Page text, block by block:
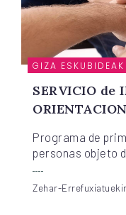
GIZA ESKUBIDEAK
SERVICIO de
ORIENTACION
Programa de
personas objeto
Zehar-